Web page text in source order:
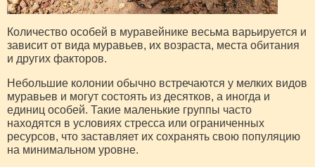
Количество особей в муравейнике весьма варьируется и
зависит от вида муравьев, их возраста, места обитания
и других факторов.
Небольшие колонии обычно встречаются у мелких видов
муравьев и могут состоять из десятков, а иногда и
единиц особей. Такие маленькие группы часто
находятся в условиях стресса или ограниченных
ресурсов, что заставляет их сохранять свою популяцию
на минимальном уровне.